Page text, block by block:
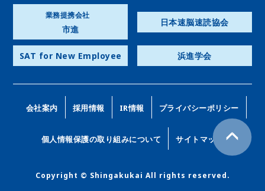
業務提携会社
市進
日本速脳速読協会
SAT for New Employee 浜進学会
会社案内 採用情報 IR情報 プライバシーポリシー
個人情報保護の取り組みについて サイトマップ
Copyright © Shingakukai All rights reserved.